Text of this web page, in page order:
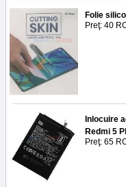
Folie
Preţ: 40
Inlocuire
Redmi 5
Preţ: 65